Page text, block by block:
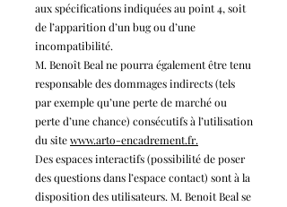
aux spécifications indiquées au point 4, soit
de l’apparition d’un bug ou d’une
incompatibilité.
M. Benoît Beal ne pourra également être tenu
responsable des dommages indirects (tels
par exemple qu’une perte de marché ou
perte d’une chance) consécutifs à l’utilisation
du sitewww.arto-encadrement.fr.
Des espaces interactifs (possibilité de poser
des questions dans l’espace contact) sont à la
disposition des utilisateurs. M. Benoit Beal se